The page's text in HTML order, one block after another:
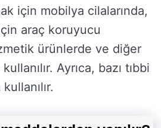
için mobilya cilalarında,
araç koruyucu
ürünlerde ve diğer
Ayrıca, bazı tıbbi